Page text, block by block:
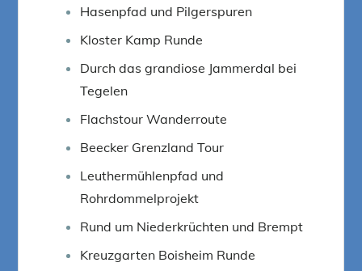
Hasenpfad und Pilgerspuren
Kloster Kamp Runde
Durch das grandiose Jammerdal bei
Tegelen
Flachstour Wanderroute
Beecker Grenzland Tour
Leuthermühlenpfad und
Rohrdommelprojekt
Rund um Niederkrüchten und Brempt
Kreuzgarten Boisheim Runde